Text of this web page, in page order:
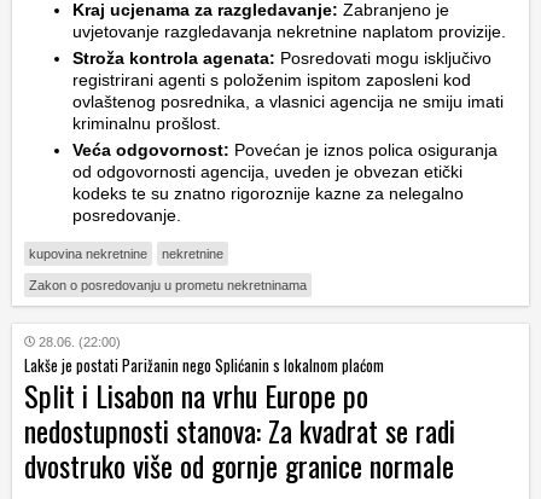
Kraj ucjenama za razgledavanje: Zabranjeno je
uvjetovanje razgledavanja nekretnine naplatom provizije.
Stroža kontrola agenata: Posredovati mogu isključivo
registrirani agenti s položenim ispitom zaposleni kod
ovlaštenog posrednika, a vlasnici agencija ne smiju imati
kriminalnu prošlost.
Veća odgovornost: Povećan je iznos polica osiguranja
od odgovornosti agencija, uveden je obvezan etički
kodeks te su znatno rigoroznije kazne za nelegalno
posredovanje.
kupovina nekretnine nekretnine
Zakon o posredovanju u prometu nekretninama
28.06. (22:00)
Lakše je postati Parižanin nego Splićanin s lokalnom plaćom
Split i Lisabon na vrhu Europe po
nedostupnosti stanova: Za kvadrat se radi
dvostruko više od gornje granice normale